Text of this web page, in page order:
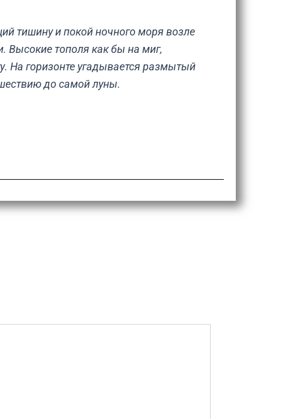
тишину и покой ночного моря возле
Высокие тополя как бы на миг,
На горизонте угадывается размытый
до самой луны.